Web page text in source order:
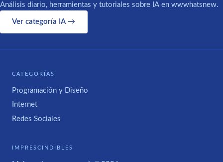
Análisis diario, herramientas y tutoriales sobre IA en wwwhatsnew.
Ver categoría IA →
CATEGORÍAS
Programación y Diseño
Internet
Redes Sociales
IMPRESCINDIBLES